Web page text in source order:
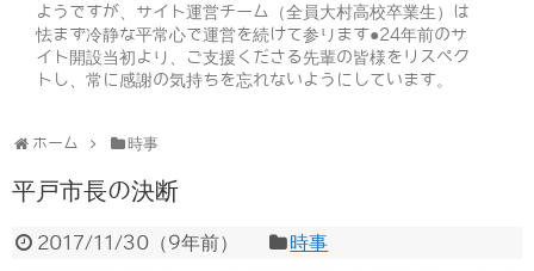
ようですが、サイト運営チーム（全員大村高校卒業生）は
怯まず冷静な平常心で運営を続けて参ります●24年前のサ
イト開設当初より、ご支援くださる先輩の皆様をリスペク
トし、常に感謝の気持ちを忘れないようにしています。
ホーム 時事
平戸市長の決断
2017/11/30（9年前） 時事